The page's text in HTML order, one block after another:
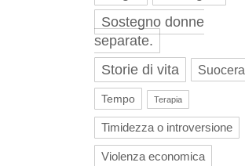
Sostegno donne
separate.
Storie di vita
Suocera
Tempo Terapia
Timidezza o introversione
Violenza economica